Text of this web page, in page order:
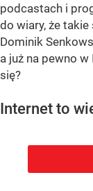
podcastach i
do wiary, że takie
Dominik
a już na pewno
się?
Internet to